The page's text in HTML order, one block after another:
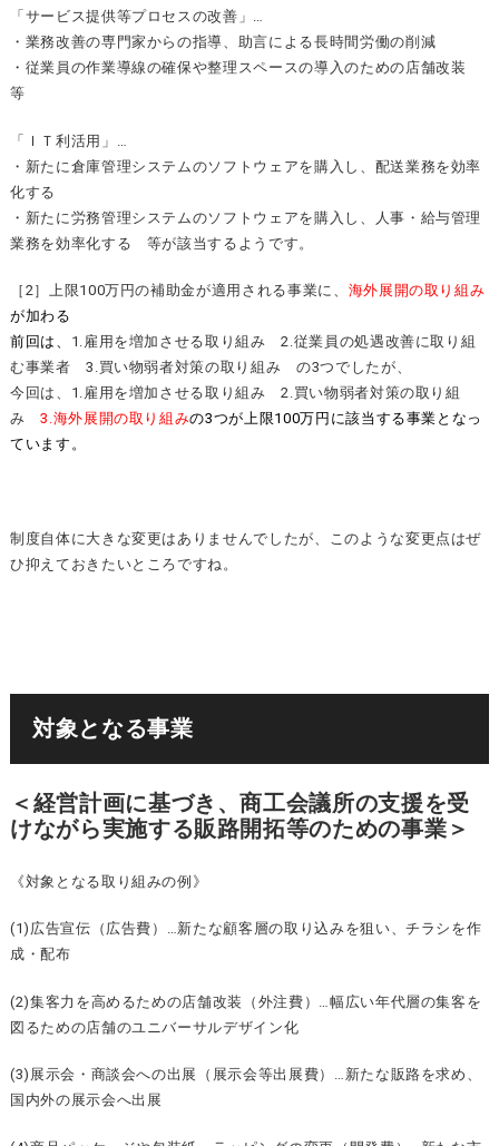
「サービス提供等プロセスの改善」…
・業務改善の専門家からの指導、助言による長時間労働の削減
・従業員の作業導線の確保や整理スペースの導入のための店舗改装
等
「ＩＴ利活用」…
・新たに倉庫管理システムのソフトウェアを購入し、配送業務を効率
化する
・新たに労務管理システムのソフトウェアを購入し、人事・給与管理
業務を効率化する 等が該当するようです。
［2］上限100万円の補助金が適用される事業に、 海外展開の取り組み
が加わる
前回は、 1.雇用を増加させる取り組み 2.従業員の処遇改善に取り組
む事業者 3.買い物弱者対策の取り組み の3つでしたが、
今回は、1.雇用を増加させる取り組み 2.買い物弱者対策の取り組
み3.海外展開の取り組みの3つが上限100万円に該当する事業となっ
ています。
制度自体に大きな変更はありませんでしたが、このような変更点はぜ
ひ抑えておきたいところですね。
対象となる事業
＜経営計画に基づき、商工会議所の支援を受
けながら実施する販路開拓等のための事業＞
《対象となる取り組みの例》
(1)広告宣伝（広告費）…新たな顧客層の取り込みを狙い、チラシを作
成・配布
(2)集客力を高めるための店舗改装（外注費）…幅広い年代層の集客を
図るための店舗のユニバーサルデザイン化
(3)展示会・商談会への出展（展示会等出展費）…新たな販路を求め、
国内外の展示会へ出展